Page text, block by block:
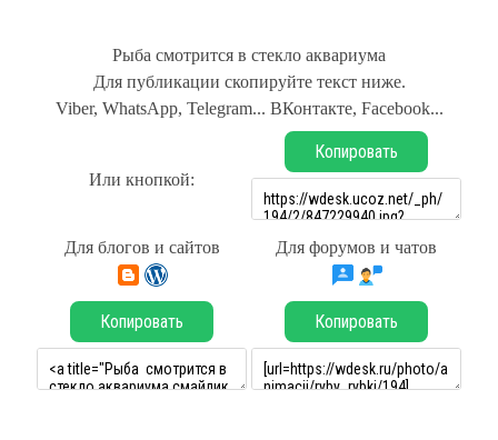
Рыба смотрится в стекло аквариума
Для публикации скопируйте текст ниже.
Viber, WhatsApp, Telegram... ВКонтакте, Facebook...
Или кнопкой:
Копировать
Для блогов и сайтов Для форумов и чатов
Копировать Копировать